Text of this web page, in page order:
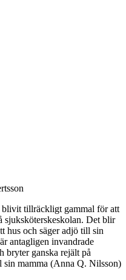
tillräckligt gammal för att
sjuksköterskeskolan. Det blir
hus och säger adjö till sin
antagligen invandrade
bryter ganska rejält på
mamma (Anna Q. Nilsson)